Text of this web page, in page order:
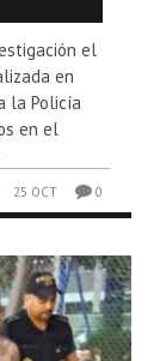
el
en
la Policía
en el
25 OCT 0